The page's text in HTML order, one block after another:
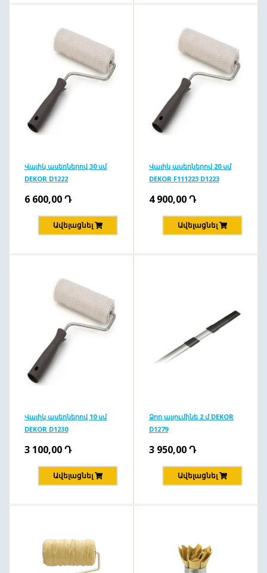
Վալիկ ասեղներով 30 սմ
DEKOR D1222
6 600,00Դ
Ավելացնել
Վալիկ ասեղներով 20 սմ
DEKOR F111223 D1223
4 900,00Դ
Ավելացնել
Վալիկ ասեղներով 10 սմ
DEKOR D1230
3 100,00Դ
Ավելացնել
Ձող ալյումինե 2 մ DEKOR
D1279
3 950,00Դ
Ավելացնել